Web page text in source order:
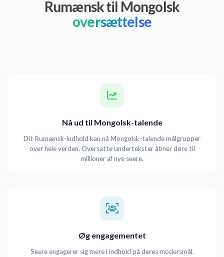
Rumænsk til Mongolsk
oversættelse
Nå ud til Mongolsk-talende
Dit Rumænsk-indhold kan nå Mongolsk-talende målgrupper
over hele verden. Oversatte undertekster åbner døre til
millioner af nye seere.
Øg engagementet
Seere engagerer sig mere i indhold på deres modersmål.